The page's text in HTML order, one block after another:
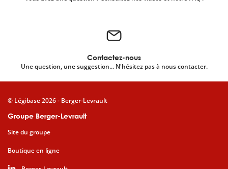
Contactez-nous
Une question, une suggestion... N'hésitez pas à nous contacter.
Groupe Berger-Levrault
Site du groupe
Boutique en ligne
© Légibase 2026 - Berger-Levrault